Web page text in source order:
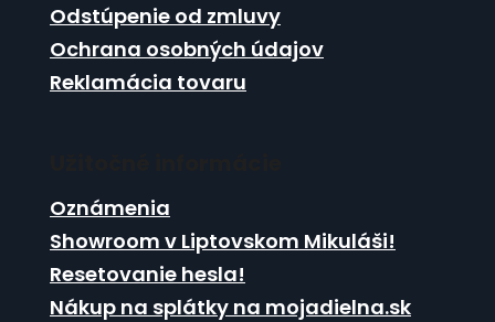
v
ý
i
Odstúpenie od zmluvy
Ochrana osobných údajov
Reklamácia tovaru
Oznámenia
Showroom v Liptovskom Mikuláši!
Resetovanie hesla!
Nákup na splátky na mojadielna.sk